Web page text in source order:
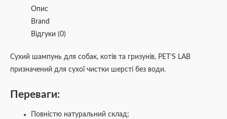
Опис
Brand
Відгуки (0)
Сухий шампунь для собак, котів та гризунів, PET’S LAB
призначений для сухої чистки шерсті без води.
Переваги:
Повністю натуральний склад;